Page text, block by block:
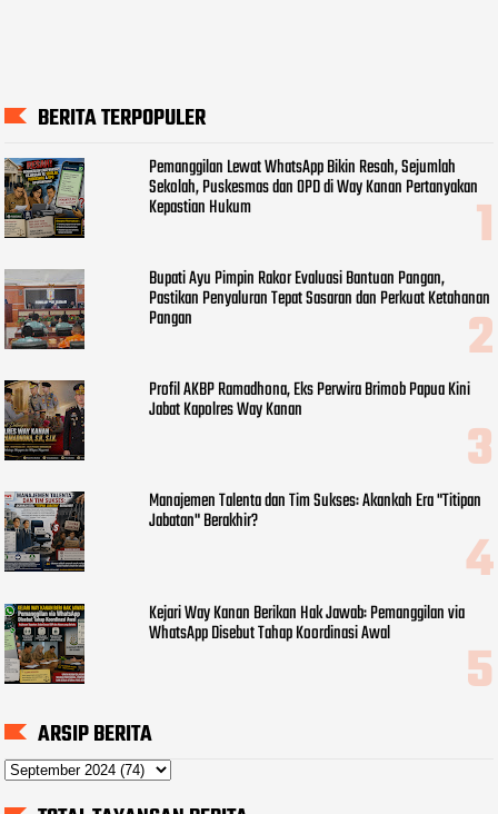
BERITA TERPOPULER
Pemanggilan Lewat WhatsApp Bikin Resah, Sejumlah
Sekolah, Puskesmas dan OPD di Way Kanan Pertanyakan
Kepastian Hukum
Bupati Ayu Pimpin Rakor Evaluasi Bantuan Pangan,
Pastikan Penyaluran Tepat Sasaran dan Perkuat Ketahanan
Pangan
Profil AKBP Ramadhona, Eks Perwira Brimob Papua Kini
Jabat Kapolres Way Kanan
Manajemen Talenta dan Tim Sukses: Akankah Era "Titipan
Jabatan" Berakhir?
Kejari Way Kanan Berikan Hak Jawab: Pemanggilan via
WhatsApp Disebut Tahap Koordinasi Awal
ARSIP BERITA